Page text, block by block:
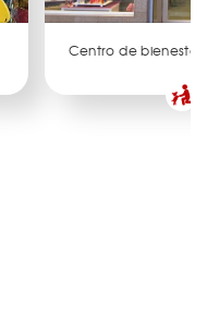
Centro de bienestar